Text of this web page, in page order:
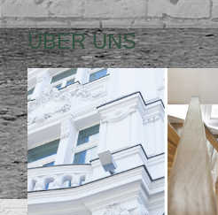
ÜBER UNS
Wir sind ein familiäres
dritten Generation. Die
Otto Oehler in Möschlitz
Übergabe an Klaus Oehler
unter dessen Führung 1993
Firmensitzes, zum Zweck der
nach Schleiz. 2012 wurde
jetzigen Inhaber Thomas